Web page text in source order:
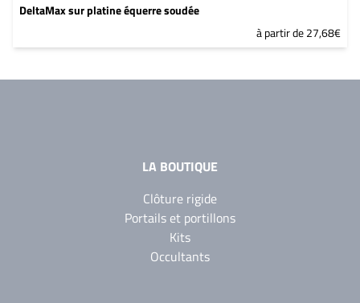
DeltaMax sur platine équerre soudée
à partir de 27,68€
LA BOUTIQUE
Clôture rigide
Portails et portillons
Kits
Occultants